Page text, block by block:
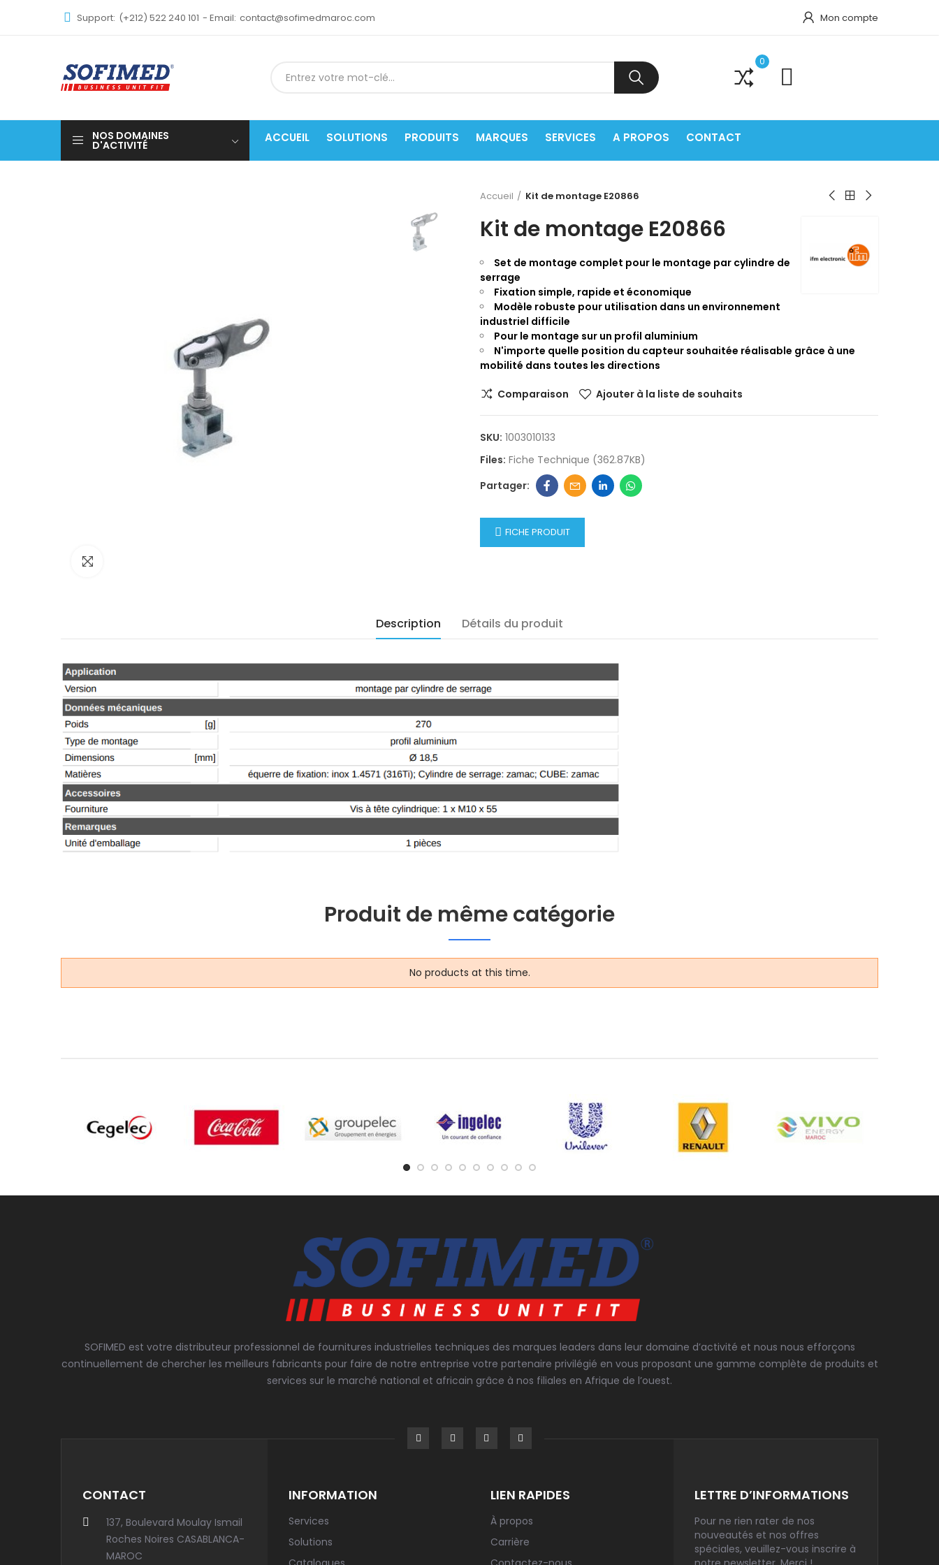
Support: (+212) 522 240 101 - Email: contact@sofimedmaroc.com Mon compte
0
NOS DOMAINES
D'ACTIVITÉ
ACCUEIL SOLUTIONS PRODUITS MARQUES SERVICES A PROPOS CONTACT
Accueil Kit de montage E20866
Kit de montage E20866
Set de montage complet pour le montage par cylindre de
serrage
Fixation simple, rapide et économique
Modèle robuste pour utilisation dans un environnement
industriel difficile
Pour le montage sur un profil aluminium
N'importe quelle position du capteur souhaitée réalisable grâce à une
mobilité dans toutes les directions
Comparaison Ajouter à la liste de souhaits
SKU: 1003010133
Files: Fiche Technique (362.87KB)
FICHE PRODUIT
Description Détails du produit
Produit de même catégorie
No products at this time.
SOFIMED est votre distributeur professionnel de fournitures industrielles techniques des marques leaders dans leur domaine d’activité et nous nous efforçons
continuellement de chercher les meilleurs fabricants pour faire de notre entreprise votre partenaire privilégié en vous proposant une gamme complète de produits et
services sur le marché national et africain grâce à nos filiales en Afrique de l’ouest.
CONTACT
137, Boulevard Moulay Ismail
Roches Noires CASABLANCA-
MAROC
INFORMATION
Services
Solutions
LIEN RAPIDES
À propos
Carrière
LETTRE D’INFORMATIONS
Pour ne rien rater de nos
nouveautés et nos offres
spéciales, veuillez-vous inscrire à